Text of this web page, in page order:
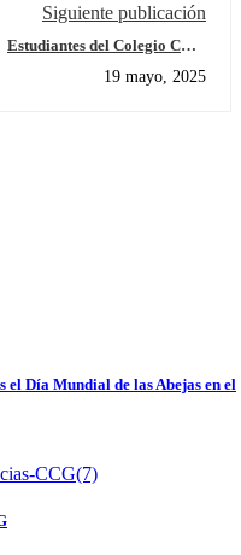
Siguiente publicación
Estudiantes del Colegio CMA
colombiana de Matemáticas
19 mayo, 2025
el Día Mundial de las Abejas en el